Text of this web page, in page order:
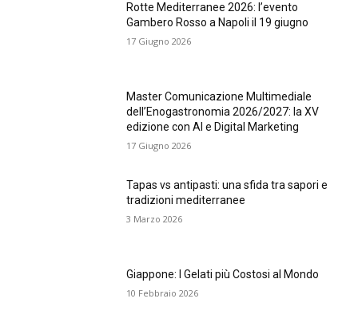
Rotte Mediterranee 2026: l’evento
Gambero Rosso a Napoli il 19 giugno
17 Giugno 2026
Master Comunicazione Multimediale
dell’Enogastronomia 2026/2027: la XV
edizione con AI e Digital Marketing
17 Giugno 2026
Tapas vs antipasti: una sfida tra sapori e
tradizioni mediterranee
3 Marzo 2026
Giappone: I Gelati più Costosi al Mondo
10 Febbraio 2026